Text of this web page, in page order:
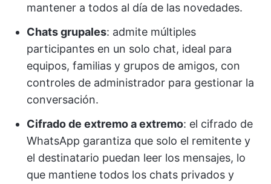
mantener a todos al día de las novedades.
Chats grupales: admite múltiples
participantes en un solo chat, ideal para
equipos, familias y grupos de amigos, con
controles de administrador para gestionar la
conversación.
Cifrado de extremo a extremo: el cifrado de
WhatsApp garantiza que solo el remitente y
el destinatario puedan leer los mensajes, lo
que mantiene todos los chats privados y